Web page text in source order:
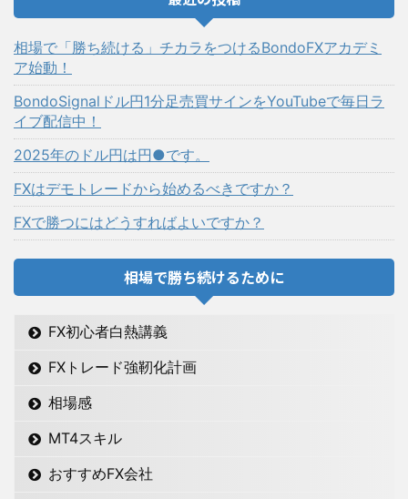
相場で「勝ち続ける」チカラをつけるBondoFXアカデミ
ア始動！
BondoSignalドル円1分足売買サインをYouTubeで毎日ラ
イブ配信中！
2025年のドル円は円●です。
FXはデモトレードから始めるべきですか？
FXで勝つにはどうすればよいですか？
相場で勝ち続けるために
FX初心者白熱講義
FXトレード強靭化計画
相場感
MT4スキル
おすすめFX会社